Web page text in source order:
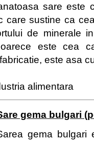
sare este
care sustine ca
de minerale
este cea
este asa
alimentara
gema bulgari
gema bulgari